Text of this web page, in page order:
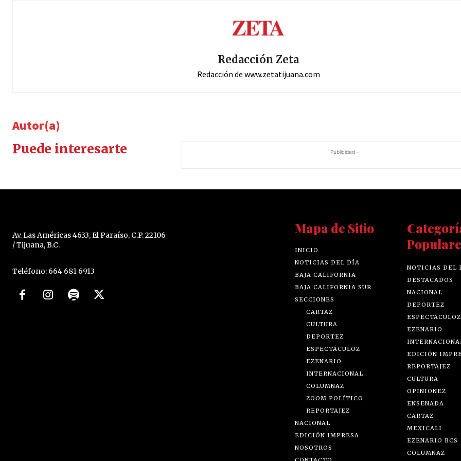
Redacción Zeta
Redacción de www.zetatijuana.com
Autor(a)
Puede interesarte
- Publicidad -
Av. Las Américas 4633, El Paraíso, C.P. 22106
/ Tijuana, B.C.
Teléfono: 664 681 6913
Mapa de Sitio
INICIO
NOTICIAS DEL DÍA
BAJA CALIFORNIA
BAJA CALIFORNIA SUR
SECCIONES
CARTAZ
CULTURA
DEPORTEZ
ESPECTÁCULOZ
EZENARIO
INTERNACIONAL
COLUMNAZ
ZOOM POLÍTICO
REPORTAJEZ
NACIONAL
EDICIÓN IMPRESA
NOSOTROS
NOTICIAS DEL
DESTACADOS
NACIONAL
DEPORTEZ
ESPECTÁCULOZ
EZENARIO
EDICIÓN
REPORTAJEZ
CULTURA
OPINIONEZ
ENSENADA
CARTAZ
MEXICALI
EZENARIO BCS
COLUMNAZ